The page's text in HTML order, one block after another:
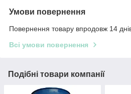
Умови повернення
Повернення товару впродовж 14
Всі умови повернення
Подібні товари компанії